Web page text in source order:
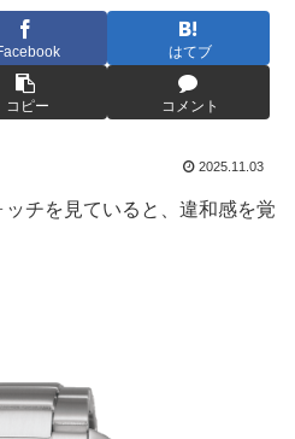
はてブ
コピー コメント
2025.11.03
チを見ていると、違和感を覚